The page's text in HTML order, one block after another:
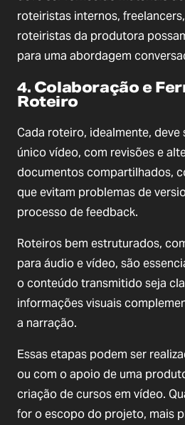
roteiristas internos,
roteiristas da produtora
para uma abordagem
4. Colaboração e
Roteiro
Cada roteiro, idealmente, deve
único vídeo, com revisões e
documentos compartilhados,
que evitam problemas de
processo de feedback.
Roteiros bem estruturados,
para áudio e vídeo, são
o conteúdo transmitido seja
informações visuais
a narração.
Essas etapas podem ser
ou com o apoio de uma
criação de cursos em vídeo.
for o escopo do projeto, mais